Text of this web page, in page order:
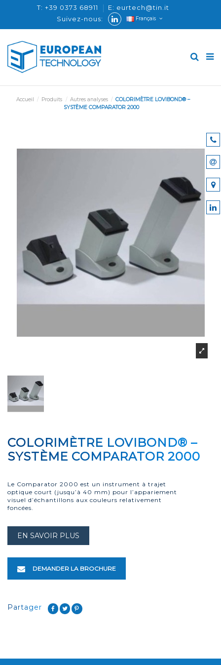
T: +39 0373 68911
E: eurtech@tin.it
Suivez-nous:
Français
Accueil Produits Autres analyses
COLORIMÈTRE LOVIBOND® –
SYSTÈME COMPARATOR 2000
COLORIMÈTRE LOVIBOND® –
SYSTÈME COMPARATOR 2000
Le Comparator 2000 est un instrument à trajet
optique court (jusqu’à 40 mm) pour l’appariement
visuel d’échantillons aux couleurs relativement
foncées.
EN SAVOIR PLUS
DEMANDER LA BROCHURE
Partager